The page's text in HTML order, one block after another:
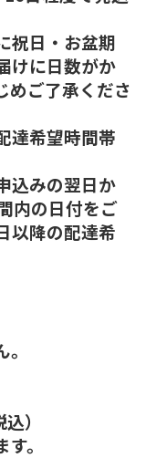
祝日・お盆期
けに日数がか
めご了承くださ
達希望時間帯
込みの翌日か
内の日付をご
以降の配達希
）
。